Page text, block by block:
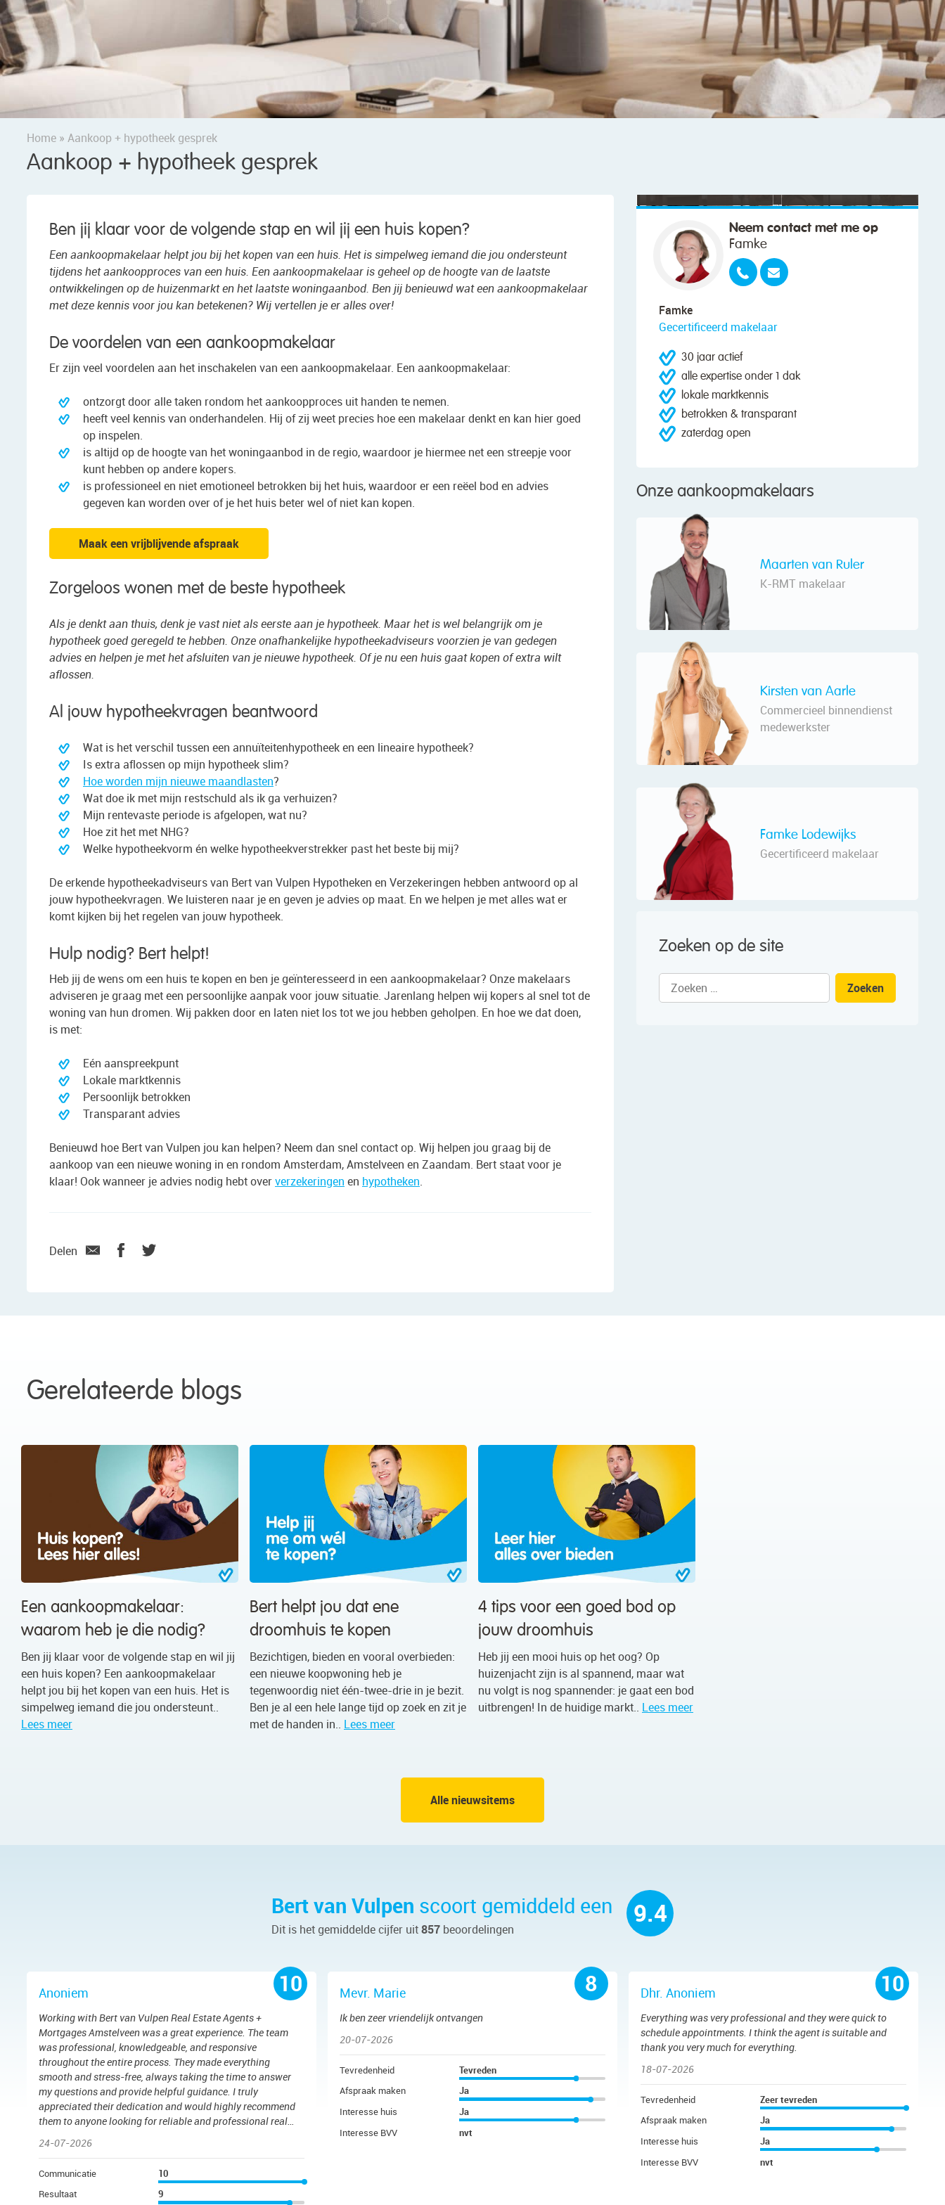
Home » Aankoop + hypotheek gesprek
Aankoop + hypotheek gesprek
Ben jij klaar voor de volgende stap en wil jij een huis kopen?
Een aankoopmakelaar helpt jou bij het kopen van een huis. Het is simpelweg iemand die jou ondersteunt
tijdens het aankoopproces van een huis. Een aankoopmakelaar is geheel op de hoogte van de laatste
ontwikkelingen op de huizenmarkt en het laatste woningaanbod. Ben jij benieuwd wat een aankoopmakelaar
met deze kennis voor jou kan betekenen? Wij vertellen je er alles over!
De voordelen van een aankoopmakelaar
Er zijn veel voordelen aan het inschakelen van een aankoopmakelaar. Een aankoopmakelaar:
ontzorgt door alle taken rondom het aankoopproces uit handen te nemen.
heeft veel kennis van onderhandelen. Hij of zij weet precies hoe een makelaar denkt en kan hier goed
op inspelen.
is altijd op de hoogte van het woningaanbod in de regio, waardoor je hiermee net een streepje voor
kunt hebben op andere kopers.
is professioneel en niet emotioneel betrokken bij het huis, waardoor er een reëel bod en advies
gegeven kan worden over of je het huis beter wel of niet kan kopen.
Maak een vrijblijvende afspraak
Zorgeloos wonen met de beste hypotheek
Als je denkt aan thuis, denk je vast niet als eerste aan je hypotheek. Maar het is wel belangrijk om je
hypotheek goed geregeld te hebben. Onze onafhankelijke hypotheekadviseurs voorzien je van gedegen
advies en helpen je met het afsluiten van je nieuwe hypotheek. Of je nu een huis gaat kopen of extra wilt
aflossen.
Al jouw hypotheekvragen beantwoord
Wat is het verschil tussen een annuïteitenhypotheek en een lineaire hypotheek?
Is extra aflossen op mijn hypotheek slim?
Hoe worden mijn nieuwe maandlasten?
Wat doe ik met mijn restschuld als ik ga verhuizen?
Mijn rentevaste periode is afgelopen, wat nu?
Hoe zit het met NHG?
Welke hypotheekvorm én welke hypotheekverstrekker past het beste bij mij?
De erkende hypotheekadviseurs van Bert van Vulpen Hypotheken en Verzekeringen hebben antwoord op al
jouw hypotheekvragen. We luisteren naar je en geven je advies op maat. En we helpen je met alles wat er
komt kijken bij het regelen van jouw hypotheek.
Hulp nodig? Bert helpt!
Heb jij de wens om een huis te kopen en ben je geïnteresseerd in een aankoopmakelaar? Onze makelaars
adviseren je graag met een persoonlijke aanpak voor jouw situatie. Jarenlang helpen wij kopers al snel tot de
woning van hun dromen. Wij pakken door en laten niet los tot we jou hebben geholpen. En hoe we dat doen,
is met:
Eén aanspreekpunt
Lokale marktkennis
Persoonlijk betrokken
Transparant advies
Benieuwd hoe Bert van Vulpen jou kan helpen? Neem dan snel contact op. Wij helpen jou graag bij de
aankoop van een nieuwe woning in en rondom Amsterdam, Amstelveen en Zaandam. Bert staat voor je
klaar! Ook wanneer je advies nodig hebt oververzekeringen en hypotheken.
Delen
"We wilden vooral iemand die met ons
Neem contact met me op
Famke
Famke
Gecertificeerd makelaar
30 jaar actief
alle expertise onder 1 dak
lokale marktkennis
betrokken & transparant
zaterdag open
Onze aankoopmakelaars
Maarten van Ruler
K-RMT makelaar
Kirsten van Aarle
Commercieel binnendienst
medewerkster
Famke Lodewijks
Gecertificeerd makelaar
Zoeken op de site
Zoeken
naar:
Gerelateerde blogs
Een aankoopmakelaar:
waarom heb je die nodig?
Ben jij klaar voor de volgende stap en wil jij
een huis kopen? Een aankoopmakelaar
helpt jou bij het kopen van een huis. Het is
simpelweg iemand die jou ondersteunt..
Lees meer
Bert helpt jou dat ene
droomhuis te kopen
Bezichtigen, bieden en vooral overbieden:
een nieuwe koopwoning heb je
tegenwoordig niet één-twee-drie in je bezit.
Ben je al een hele lange tijd op zoek en zit je
met de handen in.. Lees meer
4 tips voor een goed bod op
jouw droomhuis
Heb jij een mooi huis op het oog? Op
huizenjacht zijn is al spannend, maar wat
nu volgt is nog spannender: je gaat een bod
uitbrengen! In de huidige markt.. Lees meer
Alle nieuwsitems
Bert van Vulpen scoort gemiddeld een 9.4
Dit is het gemiddelde cijfer uit857 beoordelingen
10
Anoniem
Working with Bert van Vulpen Real Estate Agents +
Mortgages Amstelveen was a great experience. The team
was professional, knowledgeable, and responsive
throughout the entire process. They made everything
smooth and stress-free, always taking the time to answer
my questions and provide helpful guidance. I truly
appreciated their dedication and would highly recommend
them to anyone looking for reliable and professional real
24-07-2026
Communicatie
10
Resultaat
9
8
Mevr. Marie
Ik ben zeer vriendelijk ontvangen
20-07-2026
Tevredenheid
Tevreden
Afspraak maken
Ja
Interesse huis
Ja
Interesse BVV
nvt
10
Dhr. Anoniem
Everything was very professional and they were quick to
schedule appointments. I think the agent is suitable and
thank you very much for everything.
18-07-2026
Tevredenheid
Zeer tevreden
Afspraak maken
Ja
Interesse huis
Ja
Interesse BVV
nvt